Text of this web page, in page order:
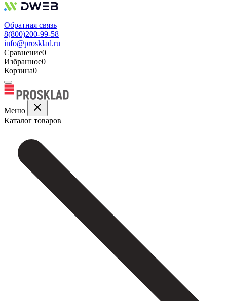
Обратная связь
8(800)200-99-58
info@prosklad.ru
Сравнение0
Избранное0
Корзина0
Меню
Каталог товаров